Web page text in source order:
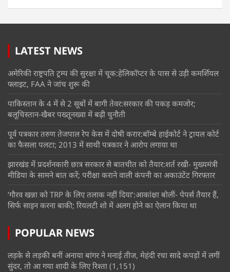
LATEST NEWS
अमेरिकी राष्ट्रपति ट्रम्प की सुरक्षा में चूक:हेलिकॉप्टर के पास से उड़ी कमर्शियल
फ्लाइट, FAA ने जांच शुरू की
पाकिस्तान के 4 में से 2 सूबों में बागी तेवर:सरकार की पकड़ कमजोर;
बलूचिस्तान-खैबर पख्तूनख्वा में बढ़ी चुनौती
पूर्व पत्रकार तरुण तेजपाल रेप केस में दोषी करार:बॉम्बे हाईकोर्ट ने ट्रायल कोर्ट
का फैसला पलटा; 2013 में साथी पत्रकार ने आरोप लगाया था
झारखंड में प्रदर्शनकारी छात्र सरकार से बातचीत को तैयार:शर्त रखी- मुख्यमंत्री
मीडिया के सामने बात करें; परीक्षा कराने वाली कंपनी का अकाउंटेंट गिरफ्तार
‘गौरव खन्ना को TRP के लिए तलाक नहीं दिया’:आकांक्षा बोलीं- पेपर्स तैयार हैं,
सिर्फ साइन करना बाकी; रियलटी शो में अलग होने का ऐलान किया था
POPULAR NEWS
लड़के से लड़की बनीं अनाया बांगर ने मनाई तीज, मेहंदी रचा सादे कपड़ों में लगीं
सुंदर, तो आ गया शादी के लिए रिश्ता (1,151)